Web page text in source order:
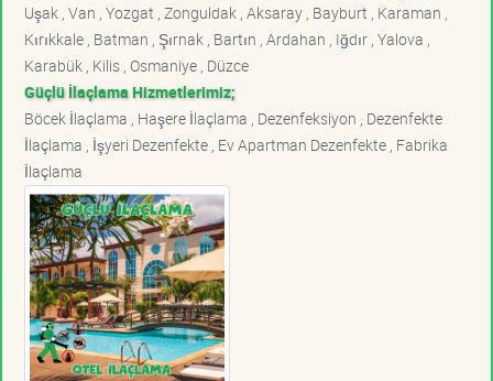
Uşak , Van , Yozgat , Zonguldak , Aksaray , Bayburt , Karaman ,
Kırıkkale , Batman , Şırnak , Bartın , Ardahan , Iğdır , Yalova ,
Karabük , Kilis , Osmaniye , Düzce
Güçlü İlaçlama Hizmetlerimiz;
Böcek İlaçlama , Haşere İlaçlama , Dezenfeksiyon , Dezenfekte
İlaçlama , İşyeri Dezenfekte , Ev Apartman Dezenfekte , Fabrika
İlaçlama